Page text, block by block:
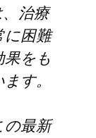
治療
困難
をも
す。
最新